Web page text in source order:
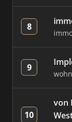
8
9
10
von